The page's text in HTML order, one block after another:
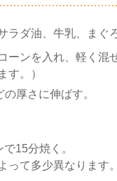
ラダ油、牛乳、まぐ
ーンを入れ、軽く混
す。）
厚さに伸ばす。
15分焼く。
って多少異なります